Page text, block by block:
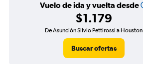
Vuelo de ida y vuelta desde
$1.179
De Asunción Silvio Pettirossi a Houston
Buscar ofertas